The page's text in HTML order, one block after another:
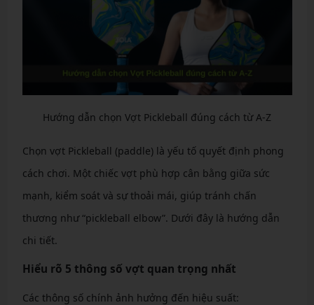
Hướng dẫn chọn Vợt Pickleball đúng cách từ A-Z
Chọn vợt Pickleball (paddle) là yếu tố quyết định phong
cách chơi. Một chiếc vợt phù hợp cân bằng giữa sức
mạnh, kiểm soát và sự thoải mái, giúp tránh chấn
thương như “pickleball elbow”. Dưới đây là hướng dẫn
chi tiết.
Hiểu rõ 5 thông số vợt quan trọng nhất
Các thông số chính ảnh hưởng đến hiệu suất: